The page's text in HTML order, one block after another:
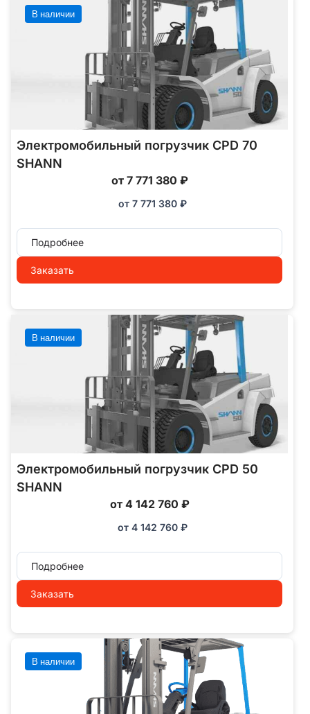
В наличии
Электромобильный погрузчик CPD 70
SHANN
от 7 771 380 ₽
от 7 771 380 ₽
Подробнее
Заказать
В наличии
Электромобильный погрузчик CPD 50
SHANN
от 4 142 760 ₽
от 4 142 760 ₽
Подробнее
Заказать
В наличии